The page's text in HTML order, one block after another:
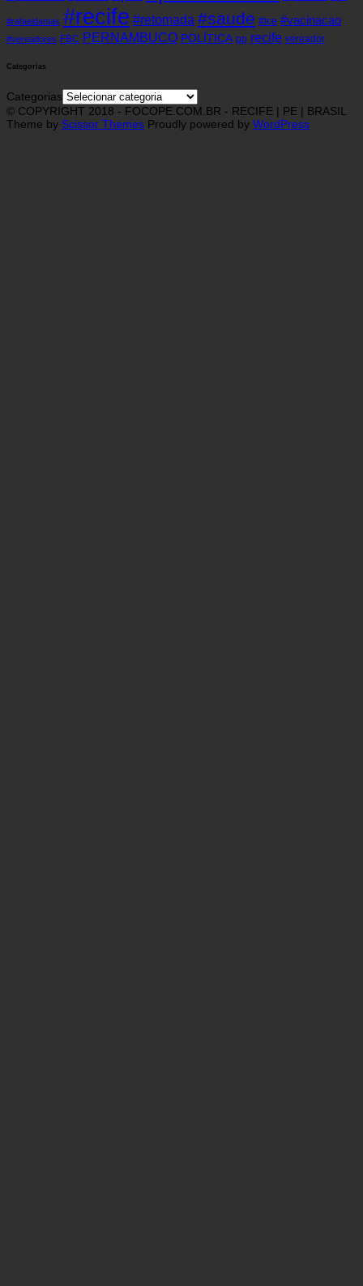
#rafaeldantas #recife #retomada #saude #tce #vacinacao
#vereadores FBC PERNAMBUCO POLÍTICA pp recife vereador
Categorias
Categorias
© COPYRIGHT 2018 - FOCOPE.COM.BR - RECIFE | PE | BRASIL
Theme by Scissor Themes Proudly powered by WordPress